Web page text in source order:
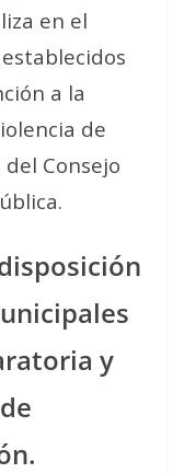
en el
a la
de
Consejo
y